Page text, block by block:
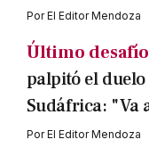
PorEl Editor Mendoza
Último
palpitó el
Sudáfrica: "Va
PorEl Editor Mendoza